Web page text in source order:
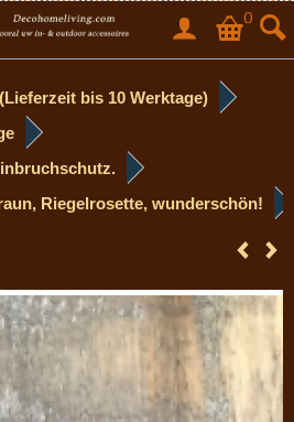
0
bis 10 Werktage)
Riegelrosette, wunderschön!